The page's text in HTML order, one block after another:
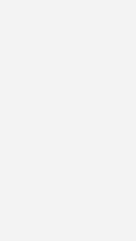
(BSW) wurden
eine Million neue
installiert, mehr als
geht hervor, dass
von rund 14
genommen
Leistung als im
Branchenverband mit
dies mit weiter